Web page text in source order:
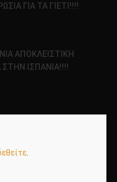
ΓΙΑ ΤΑ ΓIΕΤΙ!!!!
ΑΠΟΚΛΕΙΣΤΙΚΗ
ΙΣΠΑΝΙΑ!!!!
.